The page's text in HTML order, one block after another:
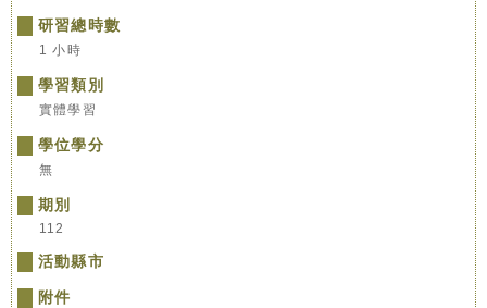
研習總時數
1 小時
學習類別
實體學習
學位學分
無
期別
112
活動縣市
附件